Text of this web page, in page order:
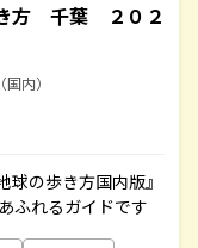
方 千葉 ２０２
内）
の歩き方国内版』
ふれるガイドです